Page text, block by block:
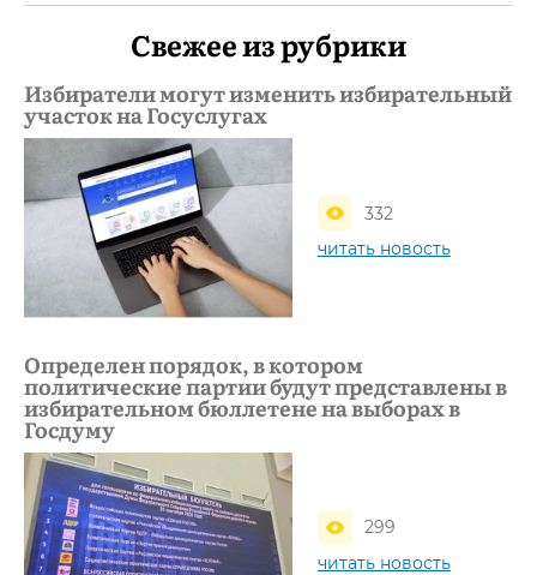
Свежее из рубрики
Избиратели могут изменить избирательный
участок на Госуслугах
332
читать новость
Определен порядок, в котором
политические партии будут представлены в
избирательном бюллетене на выборах в
Госдуму
299
читать новость